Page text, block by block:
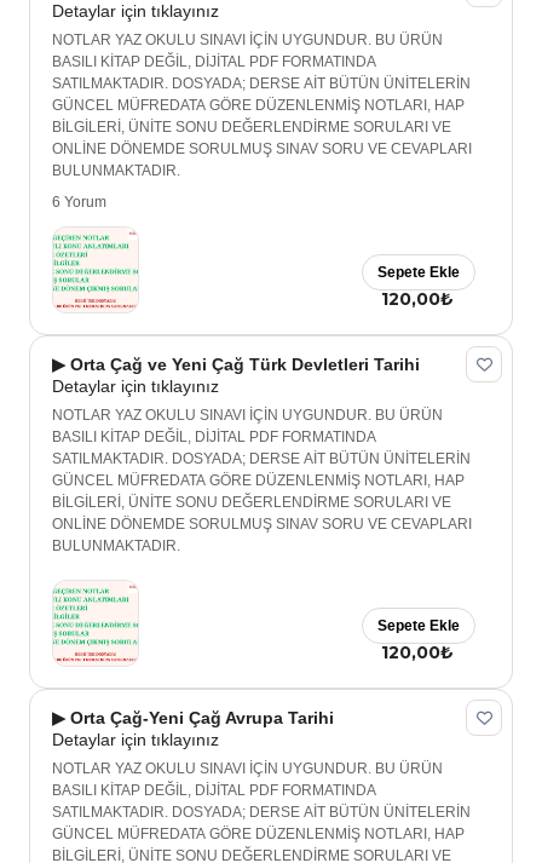
Detaylar için tıklayınız
NOTLAR YAZ OKULU SINAVI İÇİN UYGUNDUR. BU ÜRÜN
BASILI KİTAP DEĞİL, DİJİTAL PDF FORMATINDA
SATILMAKTADIR. DOSYADA; DERSE AİT BÜTÜN ÜNİTELERİN
GÜNCEL MÜFREDATA GÖRE DÜZENLENMİŞ NOTLARI, HAP
BİLGİLERİ, ÜNİTE SONU DEĞERLENDİRME SORULARI VE
ONLİNE DÖNEMDE SORULMUŞ SINAV SORU VE CEVAPLARI
BULUNMAKTADIR.
6 Yorum
120,00₺
Sepete Ekle
▶ Orta Çağ ve Yeni Çağ Türk Devletleri Tarihi
Detaylar için tıklayınız
NOTLAR YAZ OKULU SINAVI İÇİN UYGUNDUR. BU ÜRÜN
BASILI KİTAP DEĞİL, DİJİTAL PDF FORMATINDA
SATILMAKTADIR. DOSYADA; DERSE AİT BÜTÜN ÜNİTELERİN
GÜNCEL MÜFREDATA GÖRE DÜZENLENMİŞ NOTLARI, HAP
BİLGİLERİ, ÜNİTE SONU DEĞERLENDİRME SORULARI VE
ONLİNE DÖNEMDE SORULMUŞ SINAV SORU VE CEVAPLARI
BULUNMAKTADIR.
120,00₺
Sepete Ekle
▶ Orta Çağ-Yeni Çağ Avrupa Tarihi
Detaylar için tıklayınız
NOTLAR YAZ OKULU SINAVI İÇİN UYGUNDUR. BU ÜRÜN
BASILI KİTAP DEĞİL, DİJİTAL PDF FORMATINDA
SATILMAKTADIR. DOSYADA; DERSE AİT BÜTÜN ÜNİTELERİN
GÜNCEL MÜFREDATA GÖRE DÜZENLENMİŞ NOTLARI, HAP
BİLGİLERİ, ÜNİTE SONU DEĞERLENDİRME SORULARI VE